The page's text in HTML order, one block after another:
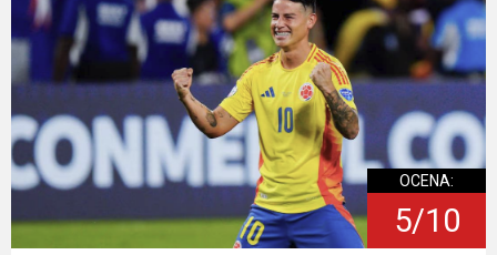
OCENA:
5/10